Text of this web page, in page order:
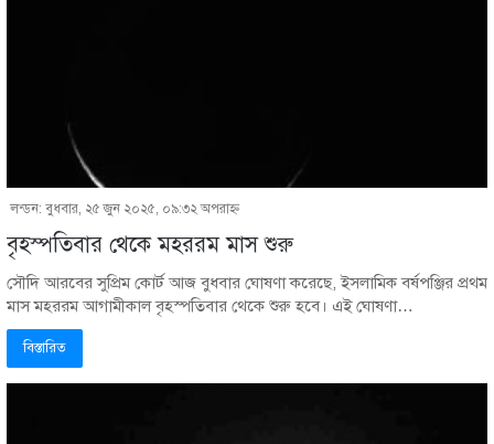
লন্ডন: বুধবার, ২৫ জুন ২০২৫, ০৯:৩২ অপরাহ্ণ
বৃহস্পতিবার থেকে মহররম মাস শুরু
সৌদি আরবের সুপ্রিম কোর্ট আজ বুধবার ঘোষণা করেছে, ইসলামিক বর্ষপঞ্জির প্রথম
মাস মহররম আগামীকাল বৃহস্পতিবার থেকে শুরু হবে। এই ঘোষণা…
বিস্তারিত